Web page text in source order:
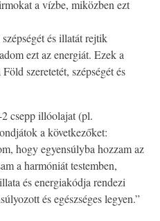
a vízbe, miközben ezt
és illatát rejtik
ezt az energiát. Ezek a
szeretetét, szépségét és
csepp illóolajat (pl.
a következőket:
hogy egyensúlyba hozzam az
a harmóniát testemben,
és energiakódja rendezi
és egészséges legyen.”